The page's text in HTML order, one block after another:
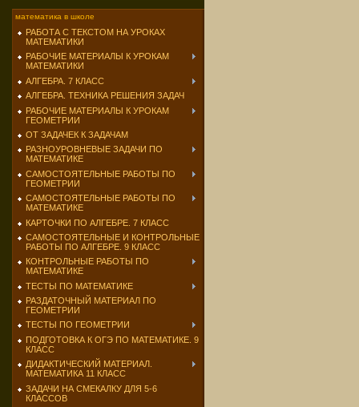
математика в школе
РАБОТА С ТЕКСТОМ НА УРОКАХ
МАТЕМАТИКИ
РАБОЧИЕ МАТЕРИАЛЫ К УРОКАМ
МАТЕМАТИКИ
АЛГЕБРА. 7 КЛАСС
АЛГЕБРА. ТЕХНИКА РЕШЕНИЯ ЗАДАЧ
РАБОЧИЕ МАТЕРИАЛЫ К УРОКАМ
ГЕОМЕТРИИ
ОТ ЗАДАЧЕК К ЗАДАЧАМ
РАЗНОУРОВНЕВЫЕ ЗАДАЧИ ПО
МАТЕМАТИКЕ
САМОСТОЯТЕЛЬНЫЕ РАБОТЫ ПО
ГЕОМЕТРИИ
САМОСТОЯТЕЛЬНЫЕ РАБОТЫ ПО
МАТЕМАТИКЕ
КАРТОЧКИ ПО АЛГЕБРЕ. 7 КЛАСС
САМОСТОЯТЕЛЬНЫЕ И КОНТРОЛЬНЫЕ
РАБОТЫ ПО АЛГЕБРЕ. 9 КЛАСС
КОНТРОЛЬНЫЕ РАБОТЫ ПО
МАТЕМАТИКЕ
ТЕСТЫ ПО МАТЕМАТИКЕ
РАЗДАТОЧНЫЙ МАТЕРИАЛ ПО
ГЕОМЕТРИИ
ТЕСТЫ ПО ГЕОМЕТРИИ
ПОДГОТОВКА К ОГЭ ПО МАТЕМАТИКЕ. 9
КЛАСС
ДИДАКТИЧЕСКИЙ МАТЕРИАЛ.
МАТЕМАТИКА 11 КЛАСС
ЗАДАЧИ НА СМЕКАЛКУ ДЛЯ 5-6
КЛАССОВ